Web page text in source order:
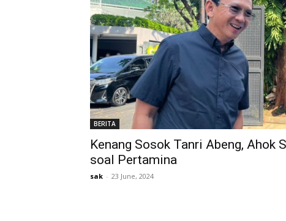
BERITA
Kenang Sosok Tanri Abeng, Ahok
soal Pertamina
sak - 23 June, 2024